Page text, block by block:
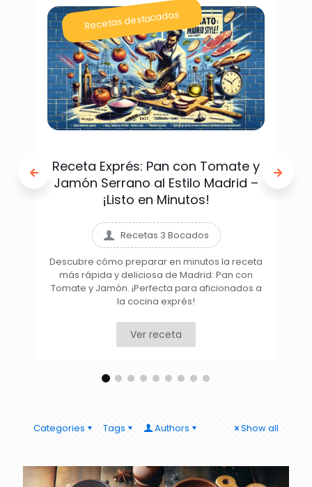
Recetas destacadas
Receta Exprés: Pan con Tomate y
Jamón Serrano al Estilo Madrid –
¡Listo en Minutos!
Recetas 3 Bocados
Descubre cómo preparar en minutos la receta
más rápida y deliciosa de Madrid: Pan con
Tomate y Jamón. ¡Perfecta para aficionados a
la cocina exprés!
Ver receta
Categories Tags Authors Show all